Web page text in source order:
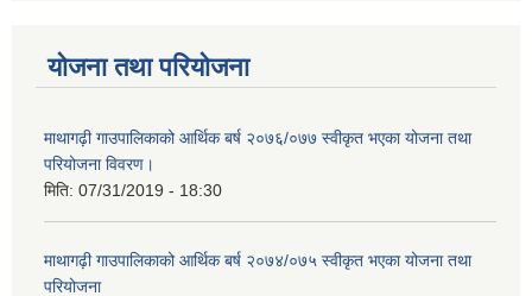
योजना तथा परियोजना
माथागढ़ी गाउपालिकाको आर्थिक बर्ष २०७६/०७७ स्वीकृत भएका योजना तथा
परियोजना विवरण।
मिति: 07/31/2019 - 18:30
माथागढ़ी गाउपालिकाको आर्थिक बर्ष २०७४/०७५ स्वीकृत भएका योजना तथा
परियोजना